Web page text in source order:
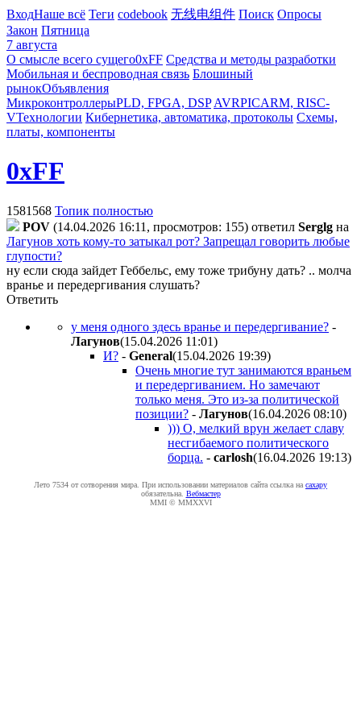
ВходНаше всё Теги codebook 无线电组件 Поиск Опросы
Закон Пятница
7 августа
О смысле всего сущего0xFF Средства и методы разработки
Мобильная и беспроводная связь Блошиный
рынокОбъявления
МикроконтроллерыPLD, FPGA, DSP AVRPICARM, RISC-
VТехнологии Кибернетика, автоматика, протоколы Схемы,
платы, компоненты
0xFF
1581568 Топик полностью
POV (14.04.2026 16:11, просмотров: 155) ответил Serglg на
Лагунов хоть кому-то затыкал рот? Запрещал говорить любые
глупости?
ну если сюда зайдет Геббельс, ему тоже трибуну дать? .. молча
вранье и передергивания слушать?
Ответить
у меня одного здесь вранье и передергивание? -
Лaгyнoв(15.04.2026 11:01)
И? - General(15.04.2026 19:39)
Очень многие тут занимаются враньем
и передергиванием. Но замечают
только меня. Это из-за политической
позиции? - Лaгyнoв(16.04.2026 08:10)
))) О, мелкий врун желает славу
несгибаемого политического
борца. - carlosh(16.04.2026 19:13)
Лето 7534 от сотворения мира. При использовании материалов сайта ссылка на caxapу
обязательна. Вебмастер
MMI © MMXXVI